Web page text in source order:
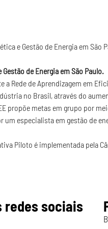
e Gestão de Energia em São
de Energia em São Paulo.
a Rede de Aprendizagem em
no Brasil, através do
propõe metas em grupo por
especialista em gestão de
Piloto é implementada pela
redes sociais